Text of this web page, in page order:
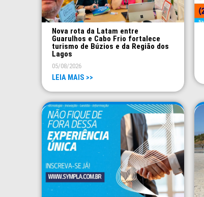
Nova rota da Latam entre
Guarulhos e Cabo Frio fortalece
turismo de Búzios e da Região dos
Lagos
05/08/2026
LEIA MAIS >>